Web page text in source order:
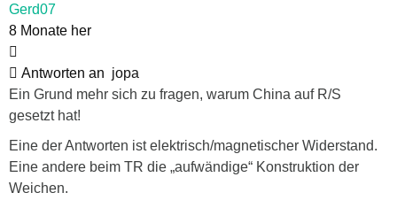
Gerd07
8 Monate her
Antworten an jopa
Ein Grund mehr sich zu fragen, warum China auf R/S
gesetzt hat!
Eine der Antworten ist elektrisch/magnetischer Widerstand.
Eine andere beim TR die „aufwändige“ Konstruktion der
Weichen.